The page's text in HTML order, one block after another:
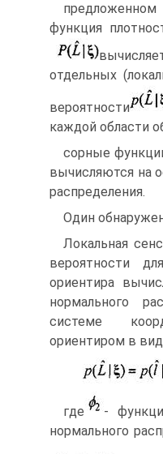
предложенном
функция
отдельных
вероятности
каждой области
сорные
вычисляются на
распределения.
Один
Локальная
вероятности
ориентира
нормального
системе
ориентиром в
где
-
нормального